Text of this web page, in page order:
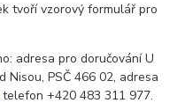
tvoří vzorový formulář pro
adresa pro doručování U
Nisou, PSČ 466 02, adresa
telefon +420 483 311 977.